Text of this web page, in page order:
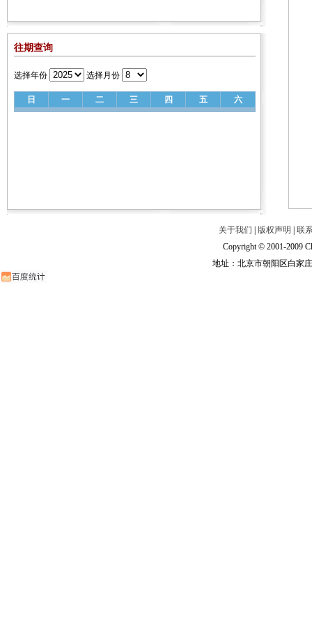
往期查询
选择年份 选择月份
日 一 二 三 四 五 六
关于我们 版权声明
联
Copyright © 2001-2009
地址：北京市朝阳区白家